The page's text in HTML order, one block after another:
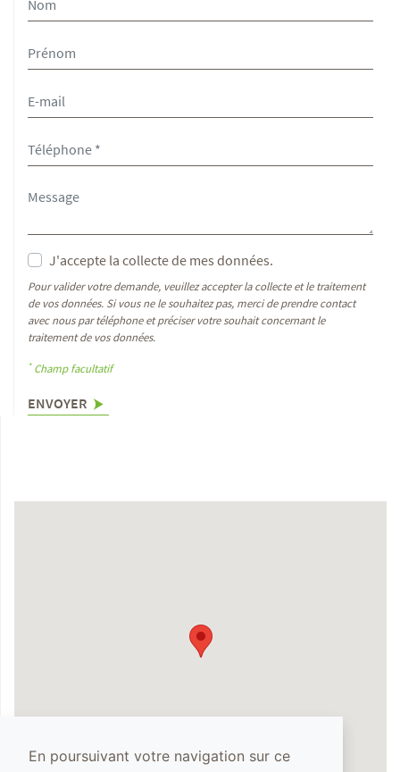
En poursuivant votre navigation sur ce
J'accepte la collecte de mes données.
Pour valider votre demande, veuillez accepter la collecte et le traitement
de vos données. Si vous ne le souhaitez pas, merci de prendre contact
avec nous par téléphone et préciser votre souhait concernant le
traitement de vos données.
*Champ facultatif
ENVOYER